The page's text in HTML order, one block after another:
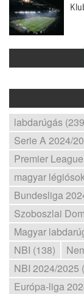
labdarúgás
Serie A 2024/
Premier
magyar
Bundesliga
Szoboszlai
Magyar
NBI (138)
NBI 2024/2025
Európa-liga